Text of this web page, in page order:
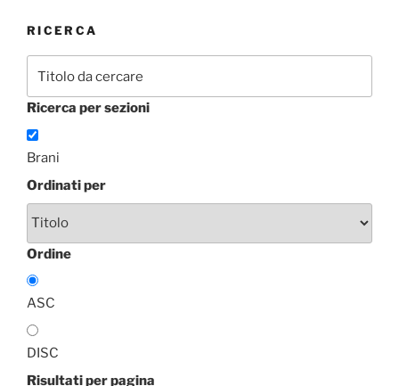
RICERCA
Ricerca per sezioni
Brani
Ordinati per
Ordine
ASC
DISC
Risultati per pagina